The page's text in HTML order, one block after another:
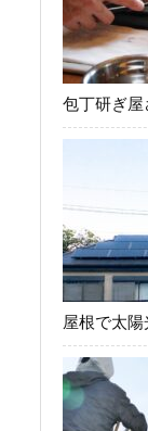
包丁研ぎ
屋根で太